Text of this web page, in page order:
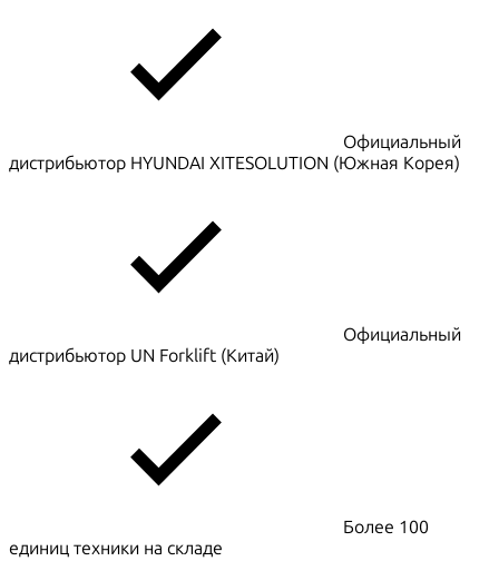
Официальный
дистрибьютор HYUNDAI XITESOLUTION (Южная Корея)
Официальный
дистрибьютор UN Forklift (Китай)
Более 100
единиц техники на складе